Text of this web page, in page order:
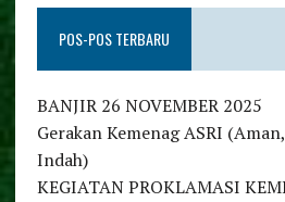
POS-POS TERBARU
BANJIR 26 NOVEMBER 2025
Gerakan Kemenag ASRI
Indah)
KEGIATAN PROKLAMASI